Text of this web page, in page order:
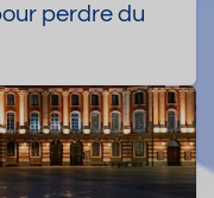
perdre du